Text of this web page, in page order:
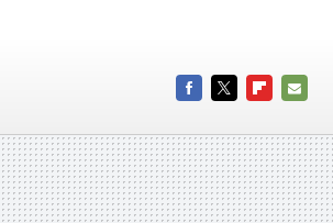
MAIL